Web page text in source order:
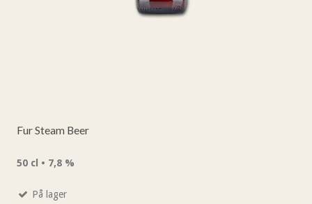
Fur Steam Beer
50 cl • 7,8 %
På lager